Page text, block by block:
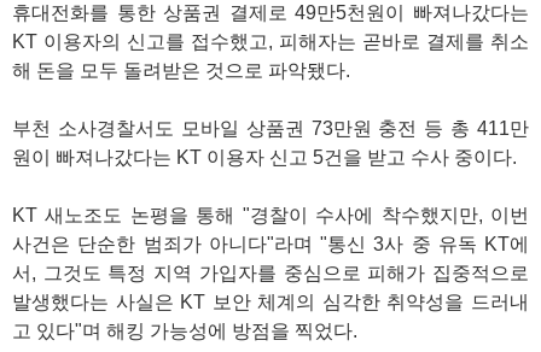
휴대전화를 통한 상품권 결제로 49만5천원이 빠져나갔다는
KT 이용자의 신고를 접수했고, 피해자는 곧바로 결제를 취소
해 돈을 모두 돌려받은 것으로 파악됐다.
부천 소사경찰서도 모바일 상품권 73만원 충전 등 총 411만
원이 빠져나갔다는 KT 이용자 신고 5건을 받고 수사 중이다.
KT 새노조도 논평을 통해 "경찰이 수사에 착수했지만, 이번
사건은 단순한 범죄가 아니다"라며 "통신 3사 중 유독 KT에
서, 그것도 특정 지역 가입자를 중심으로 피해가 집중적으로
발생했다는 사실은 KT 보안 체계의 심각한 취약성을 드러내
고 있다"며 해킹 가능성에 방점을 찍었다.